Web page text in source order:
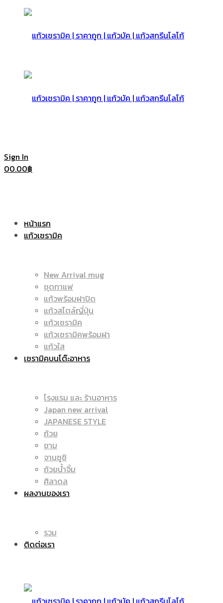
|
แก้ว
แก้ว
ราคา
แก้ว
|
Sign In
00.00฿
หน้าแรก
แก้วเซรามิค
New Arrival mug
ชุดกาแฟ
แก้วพร้อมฝาปิด
แก้วสไตล์ญี่ปุ่น
แก้วเซรามิค
แก้วเซรามิคพร้อมฝา
แก้วใส
เซรามิคบนโต๊ะอาหาร
โรงแรม และ ร้านอาหาร
Japan new arrival
JAPANESE STYLE
ถ้วย
ชาม
จานซูชิ
ถ้วยน้ำจิ้ม
ศิลาดล
ผลงานของเรา
รวม
ติดต่อเรา